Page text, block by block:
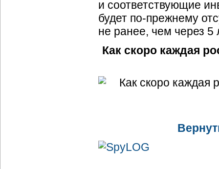
и соответствующие
будет по-прежнему
не ранее, чем через 5
Как скоро каждая